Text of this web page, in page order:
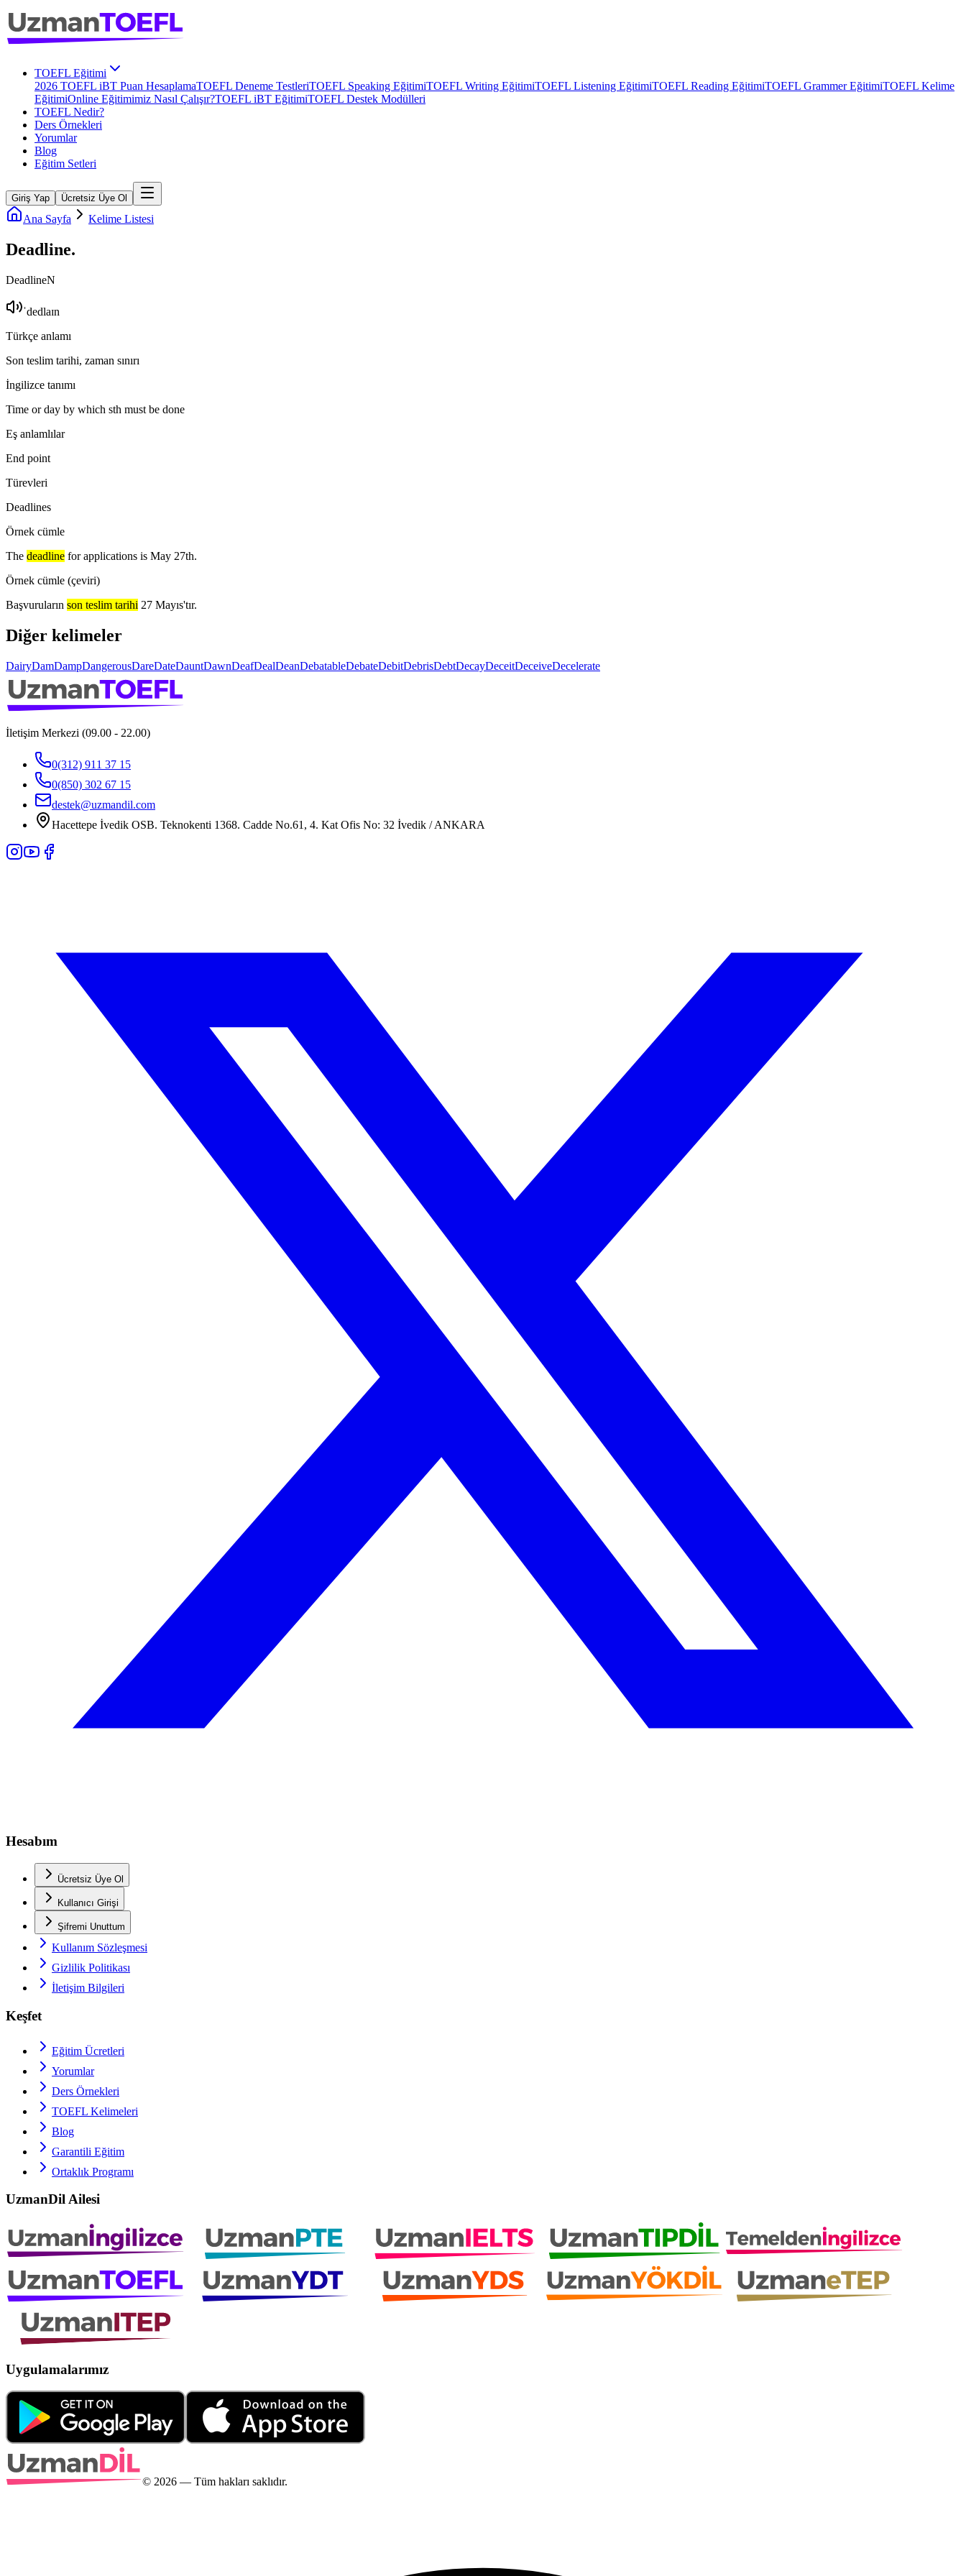
TOEFL Eğitimi
2026 TOEFL iBT Puan HesaplamaTOEFL Deneme TestleriTOEFL Speaking EğitimiTOEFL Writing EğitimiTOEFL Listening EğitimiTOEFL Reading EğitimiTOEFL Grammer EğitimiTOEFL Kelime
EğitimiOnline Eğitimimiz Nasıl Çalışır?TOEFL iBT EğitimiTOEFL Destek Modülleri
TOEFL Nedir?
Ders Örnekleri
Yorumlar
Blog
Eğitim Setleri
Giriş Yap Ücretsiz Üye Ol
Ana Sayfa Kelime Listesi
Deadline.
DeadlineN
ˈdedlaɪn
Türkçe anlamı
Son teslim tarihi, zaman sınırı
İngilizce tanımı
Time or day by which sth must be done
Eş anlamlılar
End point
Türevleri
Deadlines
Örnek cümle
The deadline for applications is May 27th.
Örnek cümle (çeviri)
Başvuruların son teslim tarihi 27 Mayıs'tır.
Diğer kelimeler
DairyDamDampDangerousDareDateDauntDawnDeafDealDeanDebatableDebateDebitDebrisDebtDecayDeceitDeceiveDecelerate
İletişim Merkezi (09.00 - 22.00)
0(312) 911 37 15
0(850) 302 67 15
destek@uzmandil.com
Hacettepe İvedik OSB. Teknokenti 1368. Cadde No.61, 4. Kat Ofis No: 32 İvedik / ANKARA
Hesabım
Ücretsiz Üye Ol
Kullanıcı Girişi
Şifremi Unuttum
Kullanım Sözleşmesi
Gizlilik Politikası
İletişim Bilgileri
Keşfet
Eğitim Ücretleri
Yorumlar
Ders Örnekleri
TOEFL Kelimeleri
Blog
Garantili Eğitim
Ortaklık Programı
UzmanDil Ailesi
Uygulamalarımız
© 2026 — Tüm hakları saklıdır.